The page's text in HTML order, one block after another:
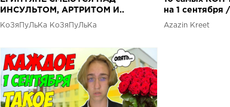
ИНСУЛЬТОМ, АРТРИТОМ И..
ДОСТАТОЧНО ТРИ ЛОЖКИ В ДЕНЬ
КоЗяПуЛьКа КоЗяПуЛьКа
на 1
b /
Azazin Kreet